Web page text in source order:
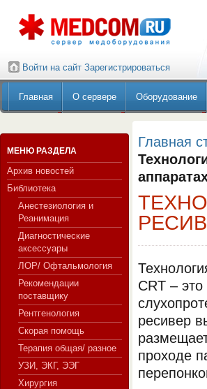
СЕРВЕР МЕДИЦИНСКОГО
Войти на сайт Зарегистрироваться
Главная О сервере Оборудование
МЕНЮ РАЗДЕЛА
Архив новостей
Библиотека
Анестезиология и
Реанимация
Диагностические
аксессуары
ЛОР/ Офтальмология
Рекомендации
поставщику
Рентгенология
Скорая помощь
Терапия общая/ разное
УЗИ, ЭКГ, ЭЭГ
Хирургия
Главная
CRT –
ресивер
проходе